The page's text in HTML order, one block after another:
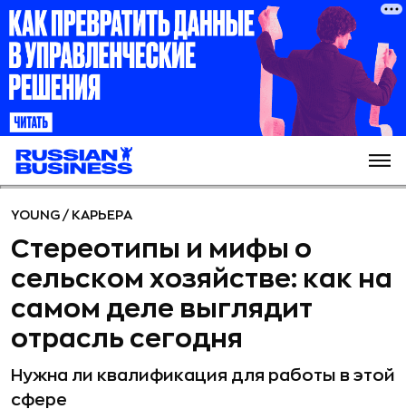
YOUNG / КАРЬЕРА
Стереотипы и мифы о
сельском хозяйстве: как на
самом деле выглядит
отрасль сегодня
Нужна ли квалификация для работы в этой
сфере